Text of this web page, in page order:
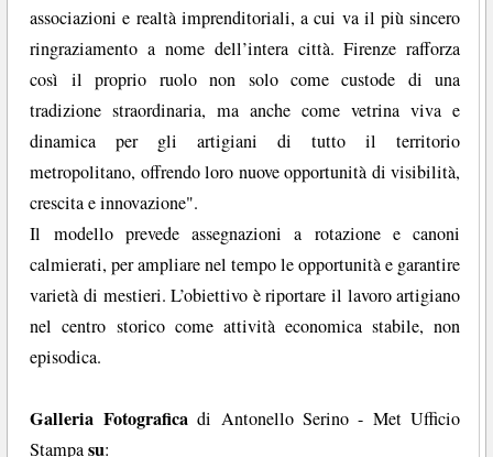
associazioni e realtà imprenditoriali, a cui va il più sincero
ringraziamento a nome dell’intera città. Firenze rafforza
così il proprio ruolo non solo come custode di una
tradizione straordinaria, ma anche come vetrina viva e
dinamica per gli artigiani di tutto il territorio
metropolitano, offrendo loro nuove opportunità di visibilità,
crescita e innovazione".
Il modello prevede assegnazioni a rotazione e canoni
calmierati, per ampliare nel tempo le opportunità e garantire
varietà di mestieri. L’obiettivo è riportare il lavoro artigiano
nel centro storico come attività economica stabile, non
episodica.
Galleria Fotograficadi Antonello Serino - Met Ufficio
Stampasu: